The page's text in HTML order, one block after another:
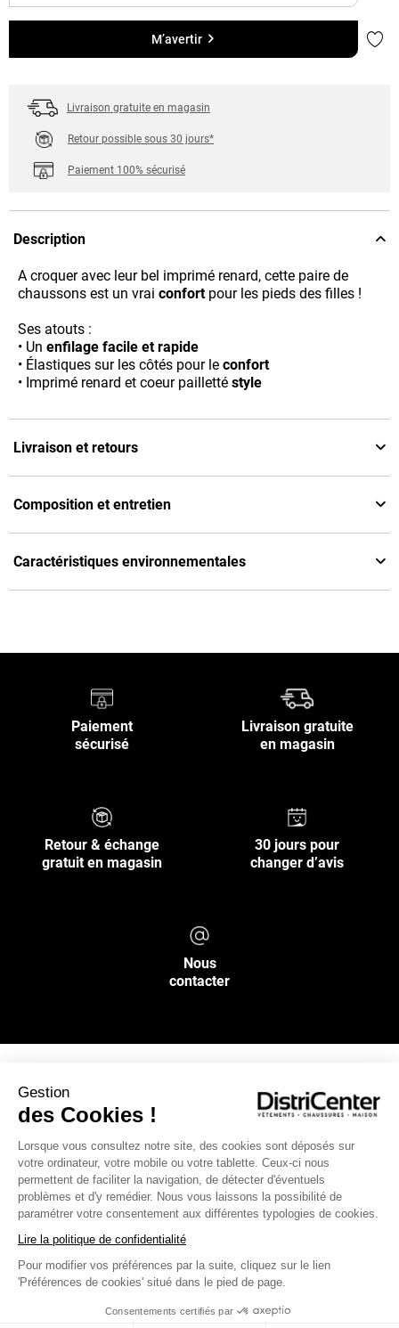
Gestion
des Cookies !
Lorsque vous consultez notre site, des cookies sont déposés sur
votre ordinateur, votre mobile ou votre tablette. Ceux-ci nous
permettent de faciliter la navigation, de détecter d'éventuels
problèmes et d'y remédier. Nous vous laissons la possibilité de
paramétrer votre consentement aux différentes typologies de cookies.
Lire la politique de confidentialité
Pour modifier vos préférences par la suite, cliquez sur le lien
'Préférences de cookies' situé dans le pied de page.
Consentements certifiés par
M’avertir
Livraison gratuite en magasin
Retour possible sous 30 jours*
Paiement 100% sécurisé
Description
A croquer avec leur bel imprimé renard, cette paire de
chaussons est un vrai confortpour les pieds des filles !
Ses atouts :
• Un enfilage facile et rapide
• Élastiques sur les côtés pour le confort
• Imprimé renard et coeur pailletté style
Livraison et retours
Composition et entretien
Caractéristiques environnementales
Paiement
sécurisé
Livraison gratuite
en magasin
Retour & échange
gratuit en magasin
30 jours pour
changer d’avis
Nous
contacter
INFOS PRATIQUES
L’ENSEIGNE DISTRICENTER